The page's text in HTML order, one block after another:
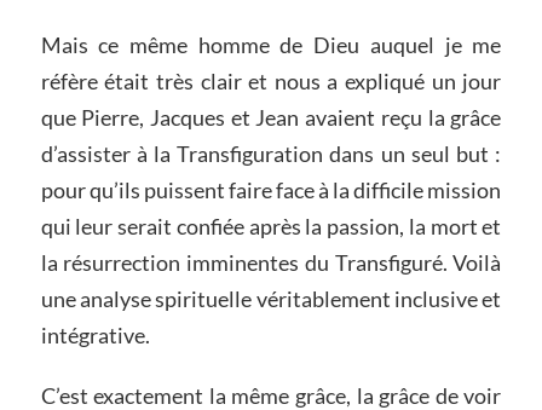
Mais ce même homme de Dieu auquel je me
réfère était très clair et nous a expliqué un jour
que Pierre, Jacques et Jean avaient reçu la grâce
d’assister à la Transfiguration dans un seul but :
pour qu’ils puissent faire face à la difficile mission
qui leur serait confiée après la passion, la mort et
la résurrection imminentes du Transfiguré. Voilà
une analyse spirituelle véritablement inclusive et
intégrative.
C’est exactement la même grâce, la grâce de voir